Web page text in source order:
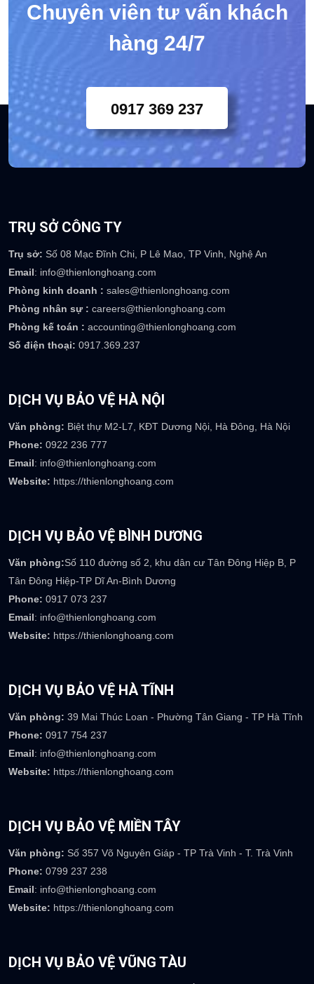
Chuyên viên tư vấn khách
hàng 24/7
0917 369 237
TRỤ SỞ CÔNG TY
Trụ sở: Số 08 Mạc Đĩnh Chi, P Lê Mao, TP Vinh, Nghệ An
Email: info@thienlonghoang.com
Phòng kinh doanh : sales@thienlonghoang.com
Phòng nhân sự : careers@thienlonghoang.com
Phòng kế toán : accounting@thienlonghoang.com
Số điện thoại: 0917.369.237
DỊCH VỤ BẢO VỆ HÀ NỘI
Văn phòng: Biệt thự M2-L7, KĐT Dương Nội, Hà Đông, Hà Nội
Phone: 0922 236 777
Email: info@thienlonghoang.com
Website: https://thienlonghoang.com
DỊCH VỤ BẢO VỆ BÌNH DƯƠNG
Văn phòng:Số 110 đường số 2, khu dân cư Tân Đông Hiệp B, P
Tân Đông Hiệp-TP Dĩ An-Bình Dương
Phone: 0917 073 237
Email: info@thienlonghoang.com
Website: https://thienlonghoang.com
DỊCH VỤ BẢO VỆ HÀ TĨNH
Văn phòng: 39 Mai Thúc Loan - Phường Tân Giang - TP Hà Tĩnh
Phone: 0917 754 237
Email: info@thienlonghoang.com
Website: https://thienlonghoang.com
DỊCH VỤ BẢO VỆ MIỀN TÂY
Văn phòng: Số 357 Võ Nguyên Giáp - TP Trà Vinh - T. Trà Vinh
Phone: 0799 237 238
Email: info@thienlonghoang.com
Website: https://thienlonghoang.com
DỊCH VỤ BẢO VỆ VŨNG TÀU